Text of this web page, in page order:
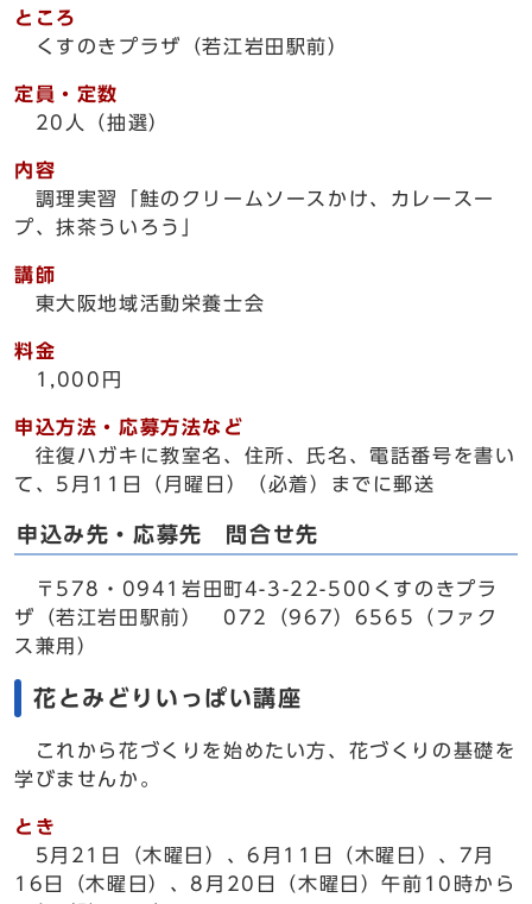
ところ
くすのきプラザ（若江岩田駅前）
定員・定数
20人（抽選）
内容
調理実習「鮭のクリームソースかけ、カレースー
プ、抹茶ういろう」
講師
東大阪地域活動栄養士会
料金
1,000円
申込方法・応募方法など
往復ハガキに教室名、住所、氏名、電話番号を書い
て、5月11日（月曜日）（必着）までに郵送
申込み先・応募先 問合せ先
〒578・0941岩田町4-3-22-500くすのきプラ
ザ（若江岩田駅前） 072（967）6565（ファク
ス兼用）
花とみどりいっぱい講座
これから花づくりを始めたい方、花づくりの基礎を
学びませんか。
とき
5月21日（木曜日）、6月11日（木曜日）、7月
16日（木曜日）、8月20日（木曜日）午前10時から